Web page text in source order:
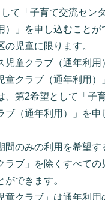
て「子育て交流セン
）」を申し込むこと
の児童に限ります。
児童クラブ（通年利
童クラブ（通年利用）
、第2希望として「子
ブ（通年利用）」を申
間のみの利用を希望す
ラブ」を除くすべての
ができます。
童クラブ」は通年利